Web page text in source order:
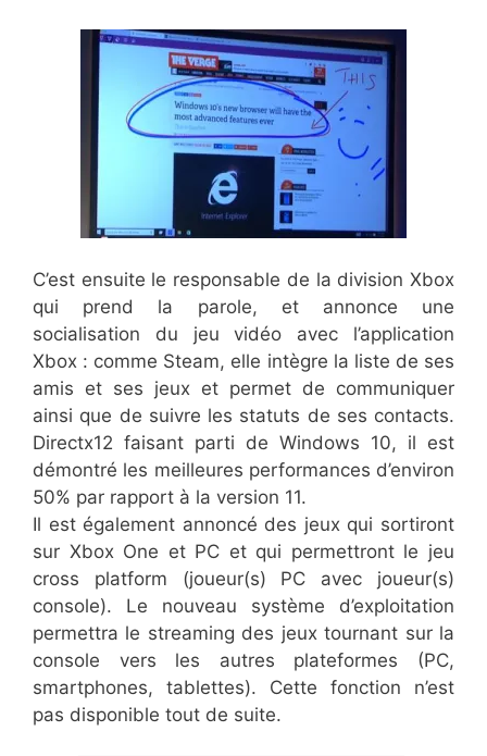
C’est ensuite le responsable de la division Xbox
qui prend la parole, et annonce une
socialisation du jeu vidéo avec l’application
Xbox : comme Steam, elle intègre la liste de ses
amis et ses jeux et permet de communiquer
ainsi que de suivre les statuts de ses contacts.
Directx12 faisant parti de Windows 10, il est
démontré les meilleures performances d’environ
50% par rapport à la version 11.
Il est également annoncé des jeux qui sortiront
sur Xbox One et PC et qui permettront le jeu
cross platform (joueur(s) PC avec joueur(s)
console). Le nouveau système d’exploitation
permettra le streaming des jeux tournant sur la
console vers les autres plateformes (PC,
smartphones, tablettes). Cette fonction n’est
pas disponible tout de suite.